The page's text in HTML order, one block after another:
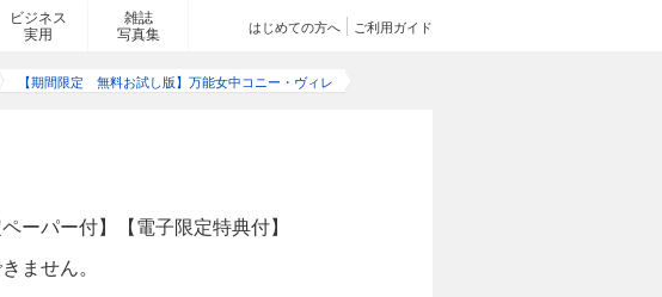
ビジネス
実用
雑誌
写真集
ご利用ガイド
はじめての方へ
【期間限定 無料お試し版】万能女中コニー・ヴィレ
ーパー付】【電子限定特典付】
ません。